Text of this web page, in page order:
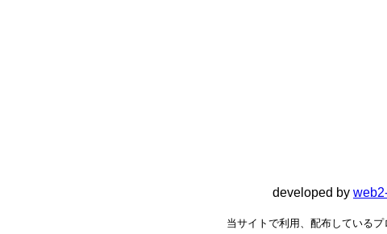
developed by
当サイトで利用、配布している